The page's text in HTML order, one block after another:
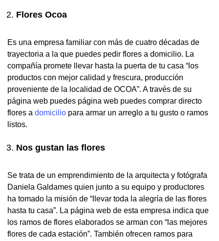
Flores Ocoa
Es una empresa familiar con más de cuatro décadas de
trayectoria a la que puedes pedir flores a domicilio. La
compañía promete llevar hasta la puerta de tu casa “los
productos con mejor calidad y frescura, producción
proveniente de la localidad de OCOA”. A través de su
página web puedes página web puedes comprar directo
flores a domicilio para armar un arreglo a tu gusto o ramos
listos.
Nos gustan las flores
Se trata de un emprendimiento de la arquitecta y fotógrafa
Daniela Galdames quien junto a su equipo y productores
ha tomado la misión de “llevar toda la alegría de las flores
hasta tu casa”. La página web de esta empresa indica que
los ramos de flores elaborados se arman con “las mejores
flores de cada estación”. También ofrecen ramos para